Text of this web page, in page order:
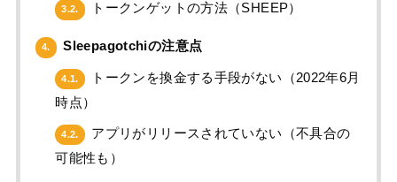
3.2. トークンゲットの方法（SHEEP）
4. Sleepagotchiの注意点
4.1.
トークンを換金する手段がない（2022年6月
時点）
4.2.
アプリがリリースされていない（不具合の
可能性も）